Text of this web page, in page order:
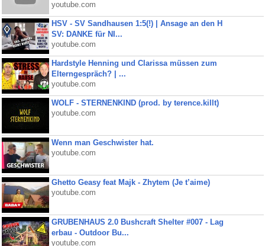
youtube.com
HSV - SV Sandhausen 1:5(!) | Ansage an den H
SV: DANKE für NI...
youtube.com
Hardstyle Henning und Clarissa müssen zum
Elterngespräch? | ...
youtube.com
WOLF - STERNENKIND (prod. by terence.killt)
youtube.com
Wenn man Geschwister hat.
youtube.com
Ghetto Geasy feat Majk - Zhytem (Je t’aime)
youtube.com
GRUBENHAUS 2.0 Bushcraft Shelter #007 - Lag
erbau - Outdoor Bu...
youtube.com